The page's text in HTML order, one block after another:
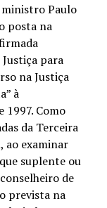
ministro Paulo
posta na
para
na Justiça
à
1997. Como
da Terceira
ao examinar
suplente ou
de
prevista na